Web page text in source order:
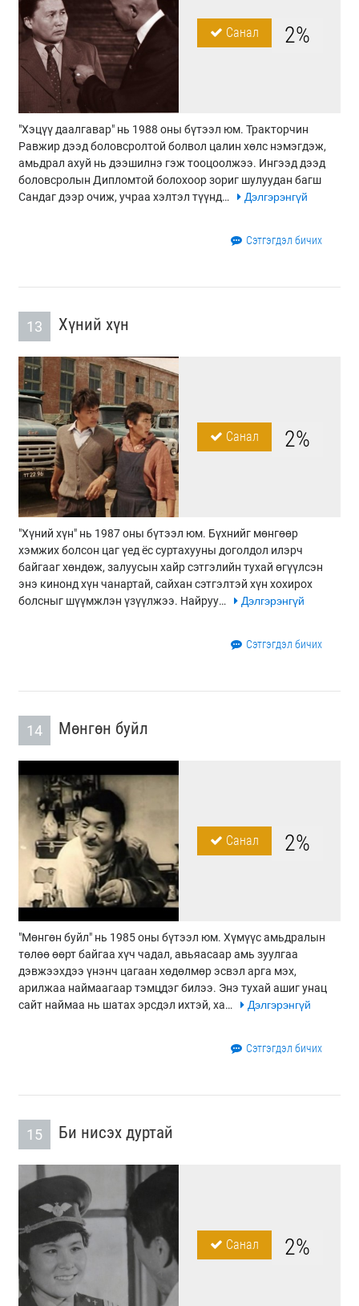
Санал 2%
"Хэцүү даалгавар" нь 1988 оны бүтээл юм. Тракторчин
Равжир дээд боловсролтой болвол цалин хөлс нэмэгдэж,
амьдрал ахуй нь дээшилнэ гэж тооцоолжээ. Ингээд дээд
боловсролын Дипломтой болохоор зориг шулуудан багш
Сандаг дээр очиж, учраа хэлтэл түүнд…
Дэлгэрэнгүй
Сэтгэгдэл бичих
13 Хүний хүн
Санал 2%
"Хүний хүн" нь 1987 оны бүтээл юм. Бүхнийг мөнгөөр
хэмжих болсон цаг үед ёс суртахууны доголдол илэрч
байгааг хөндөж, залуусын хайр сэтгэлийн тухай өгүүлсэн
энэ кинонд хүн чанартай, сайхан сэтгэлтэй хүн хохирох
болсныг шүүмжлэн үзүүлжээ. Найруу…
Дэлгэрэнгүй
Сэтгэгдэл бичих
14 Мөнгөн буйл
Санал 2%
"Мөнгөн буйл" нь 1985 оны бүтээл юм. Хүмүүс амьдралын
төлөө өөрт байгаа хүч чадал, авьяасаар амь зуулгаа
дэвжээхдээ үнэнч цагаан хөдөлмөр эсвэл арга мэх,
арилжаа наймаагаар тэмцдэг билээ. Энэ тухай ашиг унац
сайт наймаа нь шатах эрсдэл ихтэй, ха…
Дэлгэрэнгүй
Сэтгэгдэл бичих
15 Би нисэх дуртай
Санал 2%